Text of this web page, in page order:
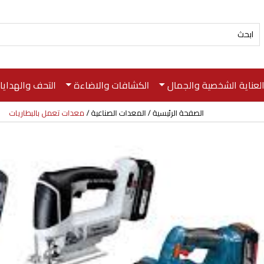
العناية الشخصية والجمال الكشافات والاضاءة التحف والهدايا
الصفحة الرئيسية المعدات الصناعية معدات تعمل بالبطاريات